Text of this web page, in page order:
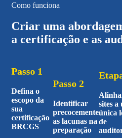
Como funciona
Criar uma
a certificação e as
Passo 1
Defina o
escopo da
sua
certificação
BRCGS
Passo 2
Identificar
precocemente
as lacunas na
preparação
sites a
única
de